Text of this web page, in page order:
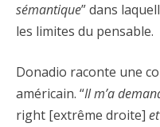
sémantique” dans
les limites du pensable.
Donadio raconte une
américain. “Il m’a
right [extrême droite]